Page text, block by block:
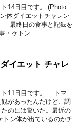
14日目です。 (Photo
体ダイエットチャレン
最終日の食事と記録を
・ケトン ...
イエット チャレ
ト11日目です。 トマ
があったんだけど、調
のには驚いた。最近の
ン体が出ているのかチ